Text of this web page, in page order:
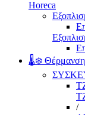
Horeca
🌡️❄️
/